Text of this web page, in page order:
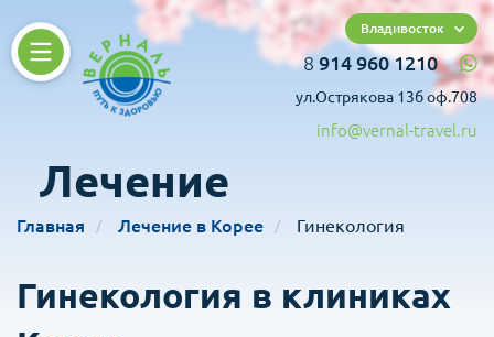
Владивосток
8 914 960 1210
ул.Острякова 13б оф.708
info@vernal-travel.ru
Лечение
Главная Лечение в Корее Гинекология
Гинекология в клиниках